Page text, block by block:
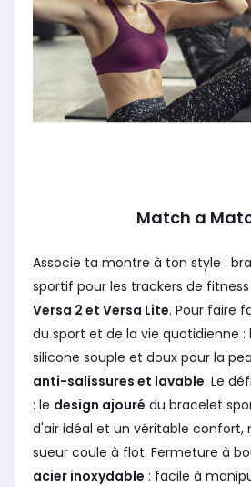
Match a
Associe ta montre à ton style :
sportif pour les trackers de fitness
Versa 2 et Versa Lite. Pour faire
du sport et de la vie quotidienne
silicone souple et doux pour la
anti-salissures et lavable. Le
: le design ajouré du bracelet
d'air idéal et un véritable confort,
sueur coule à flot. Fermeture à
acier inoxydable : facile à